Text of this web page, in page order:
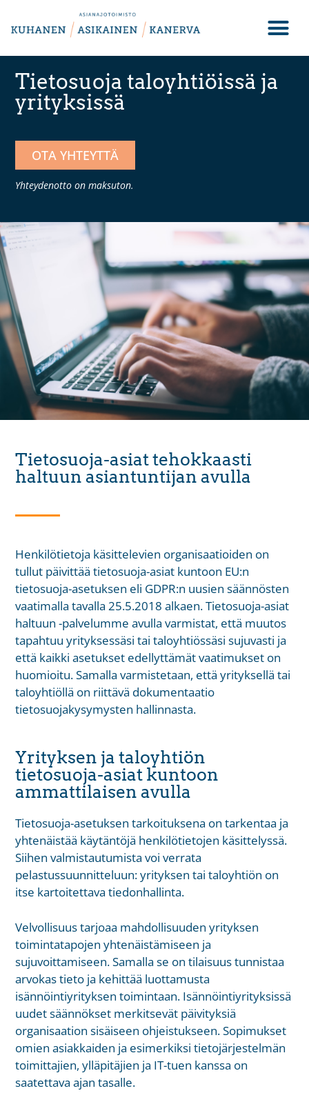
Tietosuoja taloyhtiöissä ja
yrityksissä
OTA YHTEYTTÄ
Yhteydenotto on maksuton.
Tietosuoja-asiat tehokkaasti
haltuun asiantuntijan avulla
Henkilötietoja käsittelevien organisaatioiden on
tullut päivittää tietosuoja-asiat kuntoon EU:n
tietosuoja-asetuksen eli GDPR:n uusien säännösten
vaatimalla tavalla 25.5.2018 alkaen. Tietosuoja-asiat
haltuun -palvelumme avulla varmistat, että muutos
tapahtuu yrityksessäsi tai taloyhtiössäsi sujuvasti ja
että kaikki asetukset edellyttämät vaatimukset on
huomioitu. Samalla varmistetaan, että yrityksellä tai
taloyhtiöllä on riittävä dokumentaatio
tietosuojakysymysten hallinnasta.
Yrityksen ja taloyhtiön
tietosuoja-asiat kuntoon
ammattilaisen avulla
Tietosuoja-asetuksen tarkoituksena on tarkentaa ja
yhtenäistää käytäntöjä henkilötietojen käsittelyssä.
Siihen valmistautumista voi verrata
pelastussuunnitteluun: yrityksen tai taloyhtiön on
itse kartoitettava tiedonhallinta.
Velvollisuus tarjoaa mahdollisuuden yrityksen
toimintatapojen yhtenäistämiseen ja
sujuvoittamiseen. Samalla se on tilaisuus tunnistaa
arvokas tieto ja kehittää luottamusta
isännöintiyrityksen toimintaan. Isännöintiyrityksissä
uudet säännökset merkitsevät päivityksiä
organisaation sisäiseen ohjeistukseen. Sopimukset
omien asiakkaiden ja esimerkiksi tietojärjestelmän
toimittajien, ylläpitäjien ja IT-tuen kanssa on
saatettava ajan tasalle.